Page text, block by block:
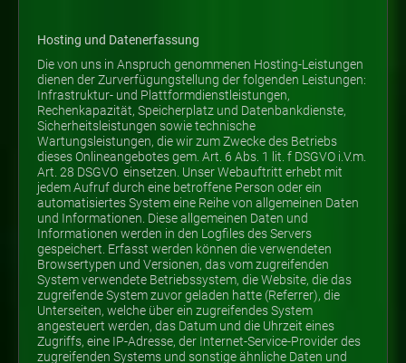
Hosting und Datenerfassung
Die von uns in Anspruch genommenen Hosting-Leistungen
dienen der Zurverfügungstellung der folgenden Leistungen:
Infrastruktur- und Plattformdienstleistungen,
Rechenkapazität, Speicherplatz und Datenbankdienste,
Sicherheitsleistungen sowie technische
Wartungsleistungen, die wir zum Zwecke des Betriebs
dieses Onlineangebotes gem. Art. 6 Abs. 1 lit. f DSGVO i.V.m.
Art. 28 DSGVO einsetzen. Unser Webauftritt erhebt mit
jedem Aufruf durch eine betroffene Person oder ein
automatisiertes System eine Reihe von allgemeinen Daten
und Informationen. Diese allgemeinen Daten und
Informationen werden in den Logfiles des Servers
gespeichert. Erfasst werden können die verwendeten
Browsertypen und Versionen, das vom zugreifenden
System verwendete Betriebssystem, die Website, die das
zugreifende System zuvor geladen hatte (Referrer), die
Unterseiten, welche über ein zugreifendes System
angesteuert werden, das Datum und die Uhrzeit eines
Zugriffs, eine IP-Adresse, der Internet-Service-Provider des
zugreifenden Systems und sonstige ähnliche Daten und